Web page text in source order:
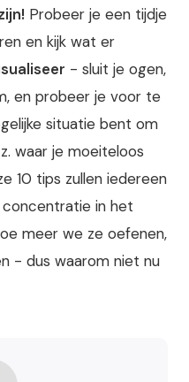
Probeer je een tijdje
en kijk wat er
- sluit je ogen,
en probeer je voor te
situatie bent om
waar je moeiteloos
10 tips zullen iedereen
in het
meer we ze oefenen,
- dus waarom niet nu